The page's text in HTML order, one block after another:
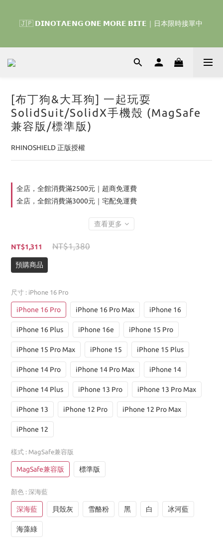
我們的熱血棒球冒險吧 ⚾️
🇯🇵 𝗗𝗜𝗡𝗢𝗧𝗔𝗘𝗡𝗚 𝗢𝗡𝗘 𝗠𝗢𝗥𝗘 𝗕𝗜𝗧𝗘｜日本限時接單中
🇹🇭‎⚡︎ 泰國限定 ☘️買手機殼送掛繩‎ ⚡︎⚡︎ 【 雙子星、帕恰狗、布丁
🇰🇷 𝗗𝗜𝗡𝗢𝗧𝗔𝗘𝗡𝗚 𝗛𝗢𝗠𝗘 𝗥𝗨𝗡 ｜韓國首波開賣囉 ▶ 一起參加
我們的熱血棒球冒險吧 ⚾️
[布丁狗&大耳狗] 一起玩耍
SolidSuit/SolidX手機殼 (MagSafe
兼容版/標準版)
RHINOSHIELD 正版授權
全店，全館消費滿2500元｜超商免運費
全店，全館消費滿3000元｜宅配免運費
查看更多
NT$1,380
NT$1,311
預購商品
尺寸 : iPhone 16 Pro
iPhone 16 Pro iPhone 16 Pro Max iPhone 16
iPhone 16 Plus iPhone 16e iPhone 15 Pro
iPhone 15 Pro Max iPhone 15 iPhone 15 Plus
iPhone 14 Pro iPhone 14 Pro Max iPhone 14
iPhone 14 Plus iPhone 13 Pro iPhone 13 Pro Max
iPhone 13 iPhone 12 Pro iPhone 12 Pro Max
iPhone 12
樣式 : MagSafe兼容版
MagSafe兼容版 標準版
顏色 : 深海藍
深海藍 貝殼灰 雪酪粉 黑 白 冰河藍
海藻綠